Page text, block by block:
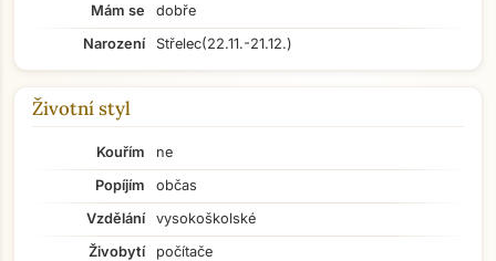
Mám se
dobře
Narození
Střelec(22.11.-21.12.)
Životní styl
Kouřím
ne
Popíjím
občas
Vzdělání
vysokoškolské
Živobytí
počítače